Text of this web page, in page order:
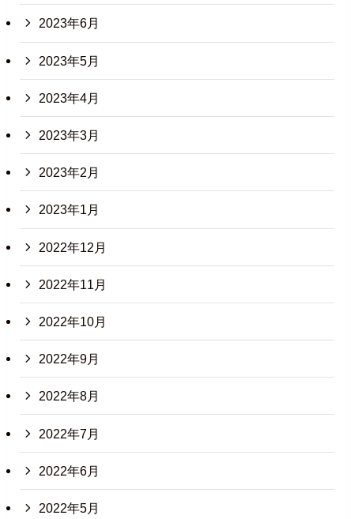
2023年6月
2023年5月
2023年4月
2023年3月
2023年2月
2023年1月
2022年12月
2022年11月
2022年10月
2022年9月
2022年8月
2022年7月
2022年6月
2022年5月